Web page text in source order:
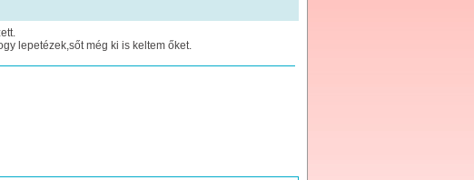
lepetézek,sőt még ki is keltem őket.